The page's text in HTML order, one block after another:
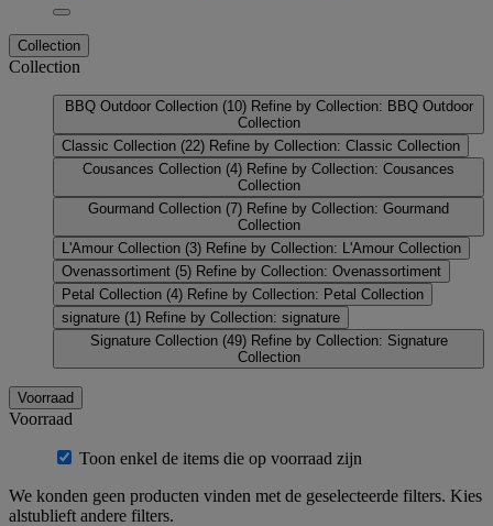
Collection
Collection
BBQ Outdoor Collection (10) Refine by Collection: BBQ Outdoor
Collection
Classic Collection (22) Refine by Collection: Classic Collection
Cousances Collection (4) Refine by Collection: Cousances
Collection
Gourmand Collection (7) Refine by Collection: Gourmand
Collection
L'Amour Collection (3) Refine by Collection: L'Amour Collection
Ovenassortiment (5) Refine by Collection: Ovenassortiment
Petal Collection (4) Refine by Collection: Petal Collection
signature (1) Refine by Collection: signature
Signature Collection (49) Refine by Collection: Signature
Collection
Voorraad
Voorraad
Toon enkel de items die op voorraad zijn
We konden geen producten vinden met de geselecteerde filters. Kies
alstublieft andere filters.